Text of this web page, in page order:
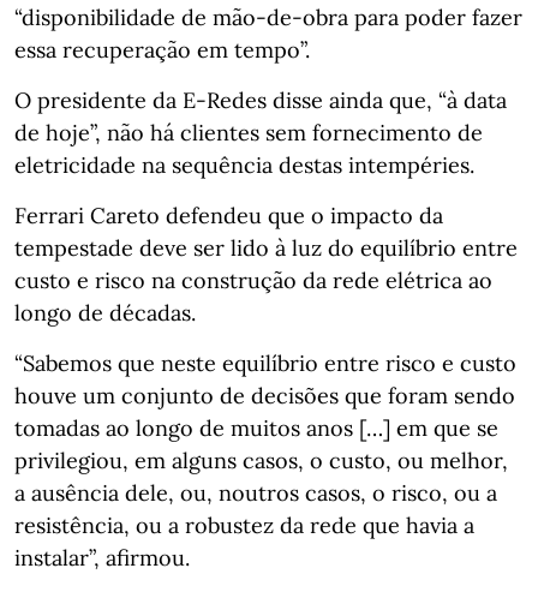
“disponibilidade de mão-de-obra para poder fazer
essa recuperação em tempo”.
O presidente da E-Redes disse ainda que, “à data
de hoje”, não há clientes sem fornecimento de
eletricidade na sequência destas intempéries.
Ferrari Careto defendeu que o impacto da
tempestade deve ser lido à luz do equilíbrio entre
custo e risco na construção da rede elétrica ao
longo de décadas.
“Sabemos que neste equilíbrio entre risco e custo
houve um conjunto de decisões que foram sendo
tomadas ao longo de muitos anos […] em que se
privilegiou, em alguns casos, o custo, ou melhor,
a ausência dele, ou, noutros casos, o risco, ou a
resistência, ou a robustez da rede que havia a
instalar”, afirmou.